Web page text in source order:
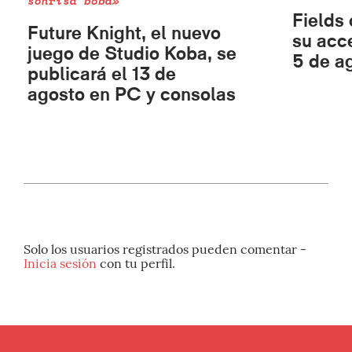
Future Knight, el nuevo
juego de Studio Koba, se
publicará el 13 de
agosto en PC y consolas
Fields
su
5 de
Solo los usuarios registrados pueden comentar -
Inicia sesión con tu perfil.